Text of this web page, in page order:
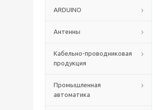
ARDUINO
Антенны
Кабельно-проводниковая
продукция
Промышленная
автоматика